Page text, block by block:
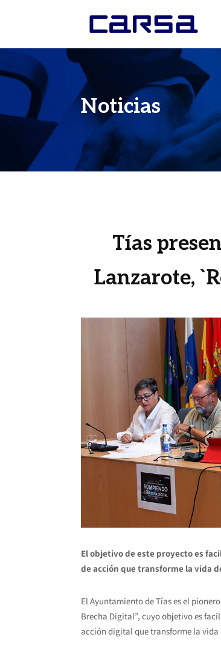
Noticias
Tías
Lanzarote,
El objetivo de este proyecto es
de acción que transforme la vida
El Ayuntamiento de Tías es el
Brecha Digital”, cuyo objetivo es
acción digital que transforme la vida